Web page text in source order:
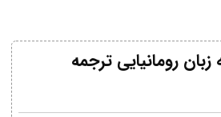
رومانیایی ترجمه